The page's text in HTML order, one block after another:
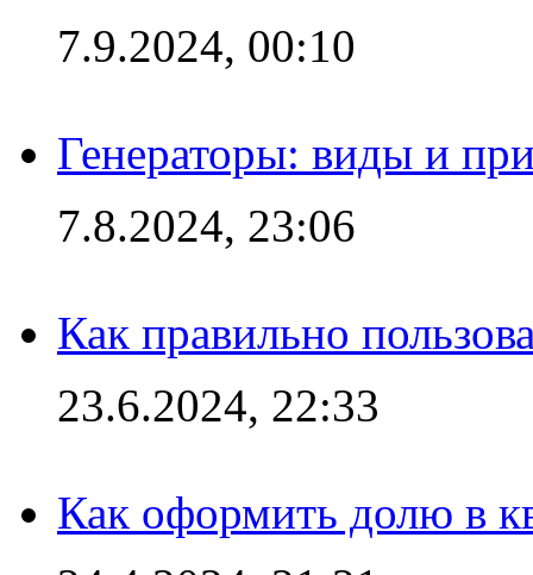
7.9.2024, 00:10
Генераторы: виды и
7.8.2024, 23:06
Как правильно
23.6.2024, 22:33
Как оформить долю в